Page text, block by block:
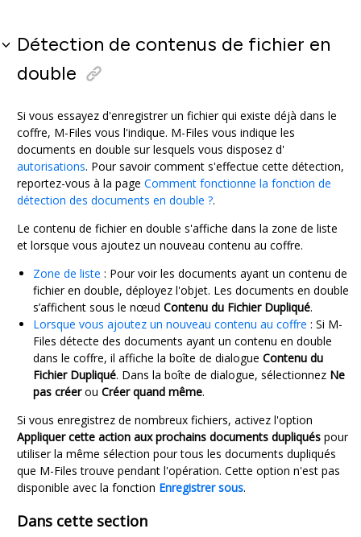
Détection de contenus de fichier en
double
Si vous essayez d'enregistrer un fichier qui existe déjà dans le
coffre, M-Files vous l'indique. M-Files vous indique les
documents en double sur lesquels vous disposez d'
autorisations. Pour savoir comment s'effectue cette détection,
reportez-vous à la page Comment fonctionne la fonction de
détection des documents en double ?.
Le contenu de fichier en double s'affiche dans la zone de liste
et lorsque vous ajoutez un nouveau contenu au coffre.
Zone de liste : Pour voir les documents ayant un contenu de
fichier en double, déployez l'objet. Les documents en double
s’affichent sous le nœud Contenu du Fichier Dupliqué.
Lorsque vous ajoutez un nouveau contenu au coffre : Si M-
Files détecte des documents ayant un contenu en double
dans le coffre, il affiche la boîte de dialogue Contenu du
Fichier Dupliqué. Dans la boîte de dialogue, sélectionnez Ne
pas créerou Créer quand même.
Si vous enregistrez de nombreux fichiers, activez l'option
Appliquer cette action aux prochains documents dupliqués pour
utiliser la même sélection pour tous les documents dupliqués
que M-Files trouve pendant l'opération. Cette option n'est pas
disponible avec la fonction Enregistrer sous.
Dans cette section